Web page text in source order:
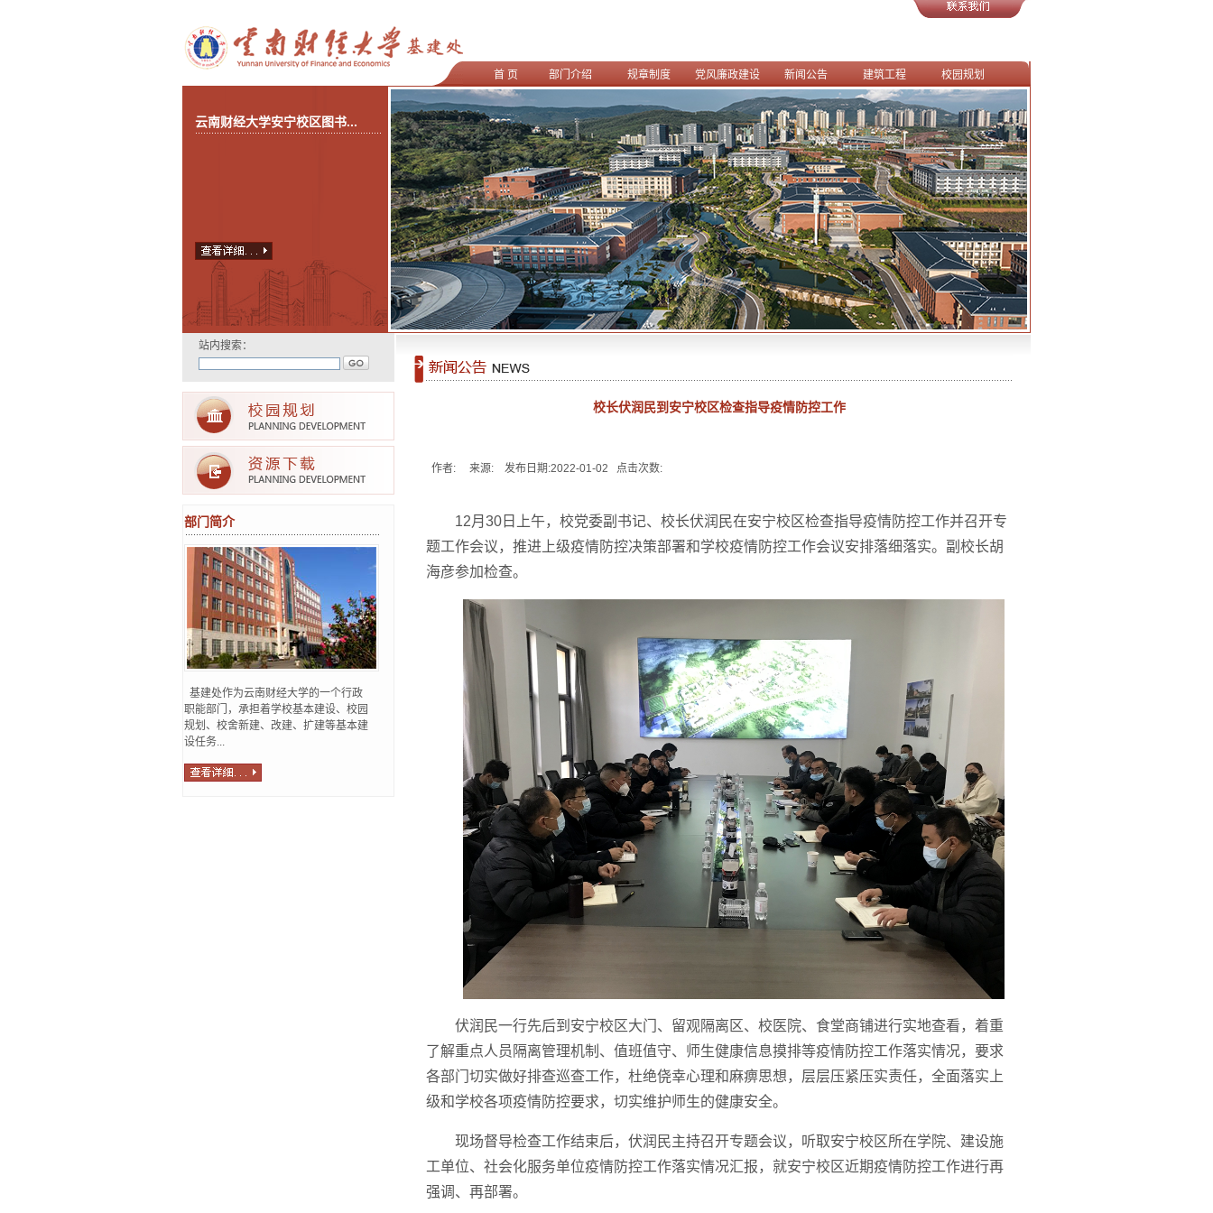
首 页 部门介绍 规章制度 党风廉政建设 新闻公告 建筑工程 校园规划
云南财经大学安宁校区图书...
站内搜索：
部门简介
基建处作为云南财经大学的一个行政
职能部门，承担着学校基本建设、校园
规划、校舍新建、改建、扩建等基本建
设任务...
校长伏润民到安宁校区检查指导疫情防控工作
作者: 来源: 发布日期:2022-01-02 点击次数:
12月30日上午，校党委副书记、校长伏润民在安宁校区检查指导疫情防控工作并召开专
题工作会议，推进上级疫情防控决策部署和学校疫情防控工作会议安排落细落实。副校长胡
海彦参加检查。
伏润民一行先后到安宁校区大门、留观隔离区、校医院、食堂商铺进行实地查看，着重
了解重点人员隔离管理机制、值班值守、师生健康信息摸排等疫情防控工作落实情况，要求
各部门切实做好排查巡查工作，杜绝侥幸心理和麻痹思想，层层压紧压实责任，全面落实上
级和学校各项疫情防控要求，切实维护师生的健康安全。
现场督导检查工作结束后，伏润民主持召开专题会议，听取安宁校区所在学院、建设施
工单位、社会化服务单位疫情防控工作落实情况汇报，就安宁校区近期疫情防控工作进行再
强调、再部署。